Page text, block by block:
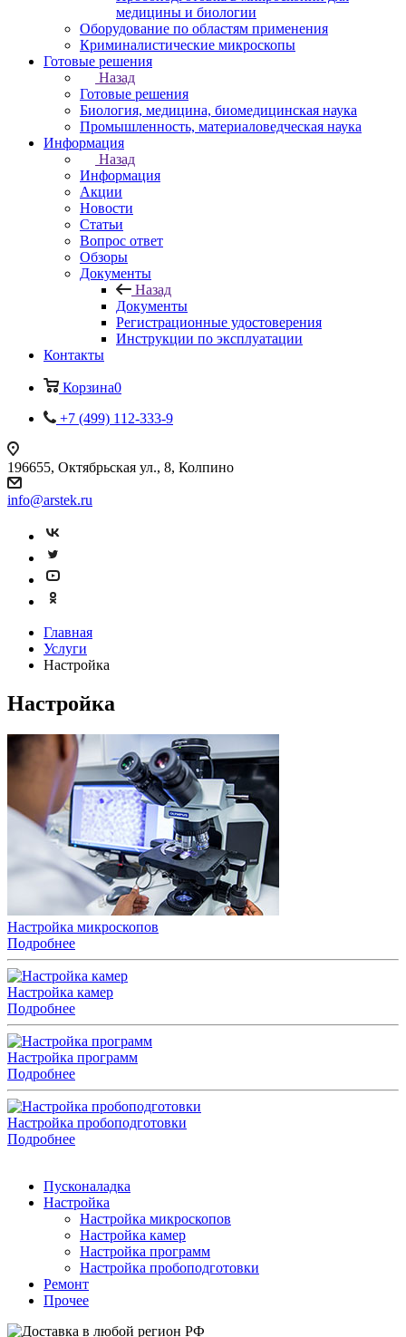
медицины и биологии
Оборудование по областям применения
Криминалистические микроскопы
Готовые решения
Назад
Готовые решения
Биология, медицина, биомедицинская наука
Промышленность, материаловедческая наука
Информация
Назад
Информация
Акции
Новости
Статьи
Вопрос ответ
Обзоры
Документы
Назад
Документы
Регистрационные удостоверения
Инструкции по эксплуатации
Контакты
Корзина0
+7 (499) 112-333-9
196655, Октябрьская ул., 8, Колпино
info@arstek.ru
Главная
Услуги
Настройка
Настройка
Настройка микроскопов
Подробнее
Настройка камер
Подробнее
Настройка программ
Подробнее
Настройка пробоподготовки
Подробнее
Пусконаладка
Настройка
Настройка микроскопов
Настройка камер
Настройка программ
Настройка пробоподготовки
Ремонт
Прочее